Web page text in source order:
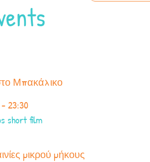
Μπακάλικο
-23:30
μικρού μήκους